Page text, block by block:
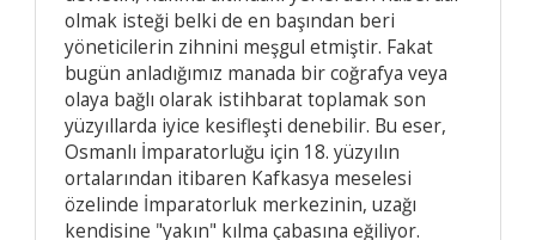
olmak isteği belki de en başından beri
yöneticilerin zihnini meşgul etmiştir. Fakat
bugün anladığımız manada bir coğrafya veya
olaya bağlı olarak istihbarat toplamak son
yüzyıllarda iyice kesifleşti denebilir. Bu eser,
Osmanlı İmparatorluğu için 18. yüzyılın
ortalarından itibaren Kafkasya meselesi
özelinde İmparatorluk merkezinin, uzağı
kendisine "yakın" kılma çabasına eğiliyor.